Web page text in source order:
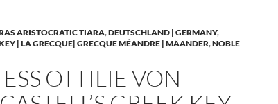
ARISTOCRATIC TIARA,DEUTSCHLAND | GERMANY,
| LA GRECQUE| GRECQUE MÉANDRE | MÄANDER,NOBLE
OTTILIE VON